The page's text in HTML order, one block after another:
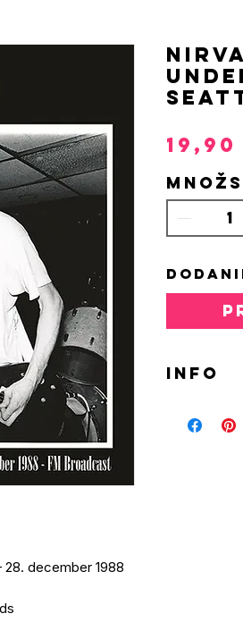
28. december 1988
19,90
INFO